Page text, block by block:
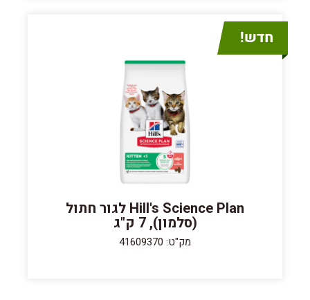
Hill's Science Plan לגור חתול
(סלמון), 7 ק"ג
מק"ט: 41609370